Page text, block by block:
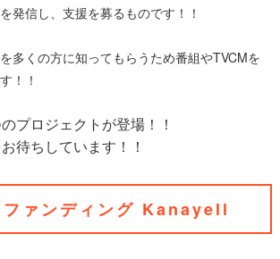
発信し、支援を募るものです！！
多くの方に知ってもらうため番組やTVCMを
！！
プロジェクトが登場！！
待ちしています！！
ファンディング Kanayell